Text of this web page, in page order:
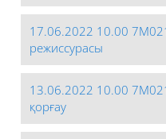
17.06.2022 10.00
режиссурасы
13.06.2022 10.00
қорғау